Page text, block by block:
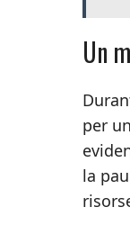
Un
per
la